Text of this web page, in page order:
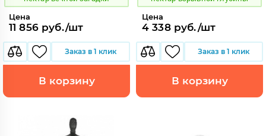
Цена
11 856 руб./шт
Заказ в 1 клик
В корзину
Цена
4 338 руб./шт
Заказ в 1 клик
В корзину